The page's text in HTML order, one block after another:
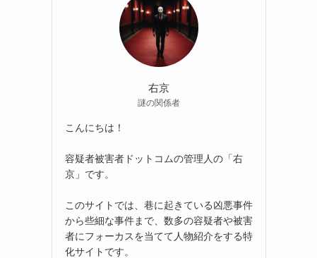
右京
謎の関係者
こんにちは！
容疑者被害者ドットコムの管理人の「右
京」です。
このサイトでは、巷に起きている凶悪事件
から些細な事件まで、数多の容疑者や被害
者にフォーカスを当てて人物紹介をする特
化サイトです。